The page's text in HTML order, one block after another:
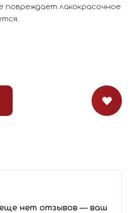
повреждает лакокрасочное
нет отзывов — ваш